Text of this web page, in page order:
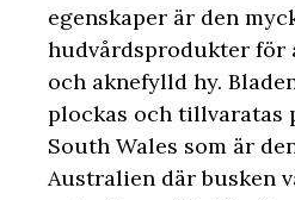
egenskaper är den
hudvårdsprodukter för
och aknefylld hy.
plockas och tillvaratas
South Wales som är
Australien där busken